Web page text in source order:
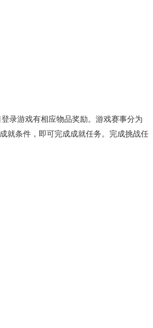
录游戏有相应物品奖励。游戏赛事分为
就条件，即可完成成就任务。完成挑战任